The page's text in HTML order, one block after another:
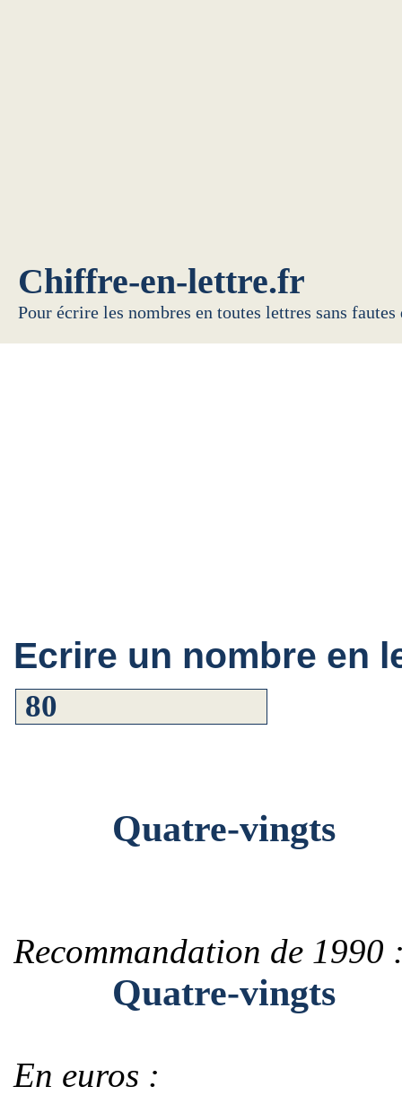
Chiffre-en-lettre.fr
Pour écrire les nombres en toutes lettres sans
Ecrire un nombre en
Quatre-vingts
Recommandation de 1990
Quatre-vingts
En euros :